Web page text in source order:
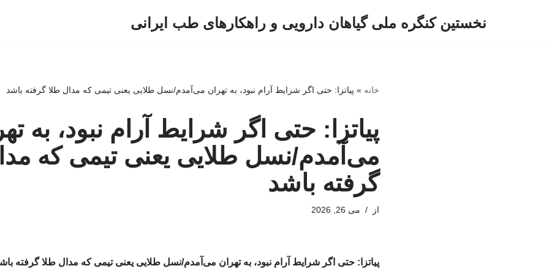
نخستین کنگره ملی گیاهان دارویی و راهکارهای طب ایرانی
خانه » پیاتزا: حتی اگر شرایط آرام نبود، به تهران می‌آمدم/نسل طلایی یعنی تیمی که مدال طلا گرفته باشد
پیاتزا: حتی اگر شرایط آرام نبود، به
می‌آمدم/نسل طلایی یعنی تیمی که
گرفته باشد
از می 26, 2026
پیاتزا: حتی اگر شرایط آرام نبود، به تهران می‌آمدم/نسل طلایی یعنی تیمی که مدال طلا گرفته